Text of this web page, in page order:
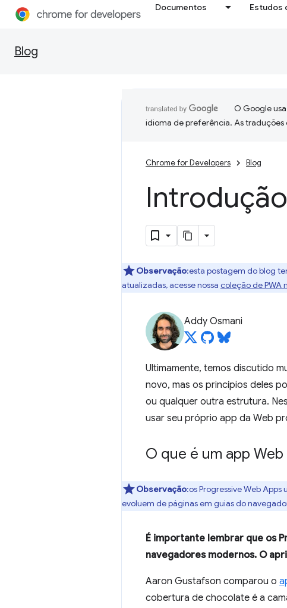
Documentos Estudos
Blog
O Google
idioma de preferência. As traduções
Chrome for Developers Blog
Observação:esta postagem do blog
atualizadas, acesse nossa coleção de PWA
Addy Osmani
Ultimamente, temos discutido
novo, mas os princípios deles
ou qualquer outra estrutura.
usar seu próprio app da Web
O que é um app
Observação:os Progressive Web
evoluem de páginas em guias do
É importante lembrar que os
navegadores modernos. O
Aaron Gustafson comparou o
cobertura de chocolate é a